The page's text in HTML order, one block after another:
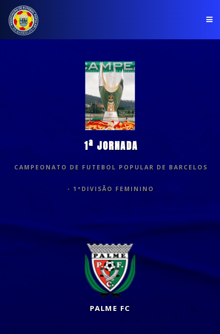
CLUBES
1ª JORNADA
CAMPEONATO DE FUTEBOL POPULAR DE BARCELOS
- 1ªDIVISÃO FEMININO
PALME FC